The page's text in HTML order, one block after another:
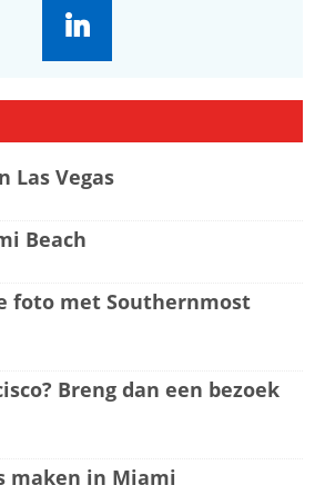
Las Vegas
Beach
foto met Southernmost
Breng dan een bezoek
maken in Miami